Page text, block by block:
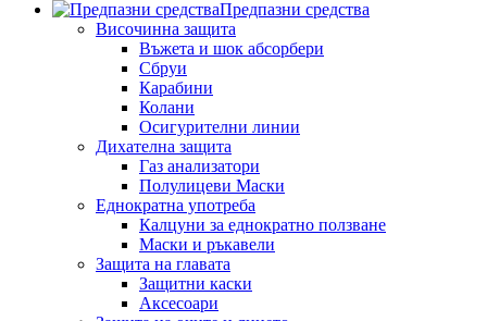
Предпазни средства
Височинна защита
Въжета и шок абсорбери
Сбруи
Карабини
Колани
Осигурителни линии
Дихателна защита
Газ анализатори
Полулицеви Маски
Еднократна употреба
Калцуни за еднократно ползване
Маски и ръкавели
Защита на главата
Защитни каски
Аксесоари